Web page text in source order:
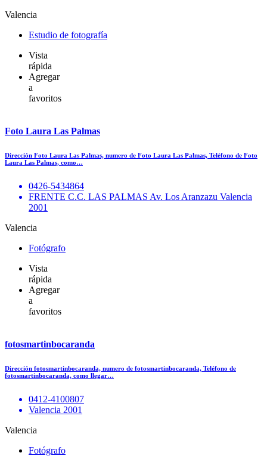
Valencia
Estudio de fotografía
Vista
rápida
Agregar
a
favoritos
Foto Laura Las Palmas
Dirección Foto Laura Las Palmas, numero de Foto Laura Las Palmas, Teléfono de Foto
Laura Las Palmas, como…
0426-5434864
FRENTE C.C. LAS PALMAS Av. Los Aranzazu Valencia
2001
Valencia
Fotógrafo
Vista
rápida
Agregar
a
favoritos
fotosmartinbocaranda
Dirección fotosmartinbocaranda, numero de fotosmartinbocaranda, Teléfono de
fotosmartinbocaranda, como llegar…
0412-4100807
Valencia 2001
Valencia
Fotógrafo